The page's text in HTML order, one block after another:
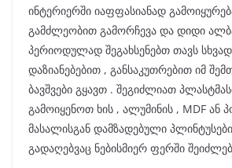
ინტერიერში იაფფასიანად
გამძლეობით გამორჩევა და დიდი
პერიოდულად შეგახსენებთ თავს
დაზიანებებით , განსაკუთრებით იმ
ბავშვები გყავთ . შეგიძლიათ
გამოიყენოთ ხის , ალუმინის , MDF ან
მასალისგან დამზადებული
გადაღებვაც ნებისმიერ ფერში